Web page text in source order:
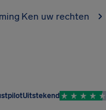
Ken uw rechten
Uitstekend